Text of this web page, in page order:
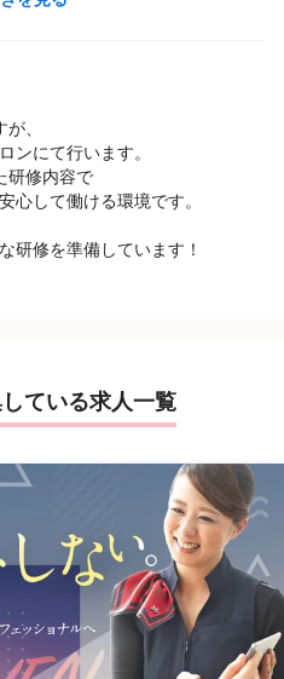
30% / 40代〜 30% / 50代〜 1
ブライダルでは20代〜30代が多
、
ンにて行います。
研修内容で
心して働ける環境です。
研修を準備しています！
ている求人一覧